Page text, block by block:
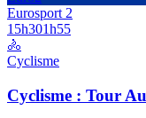
Eurosport 2
15h301h55
🚴
Cyclisme
Cyclisme : Tour